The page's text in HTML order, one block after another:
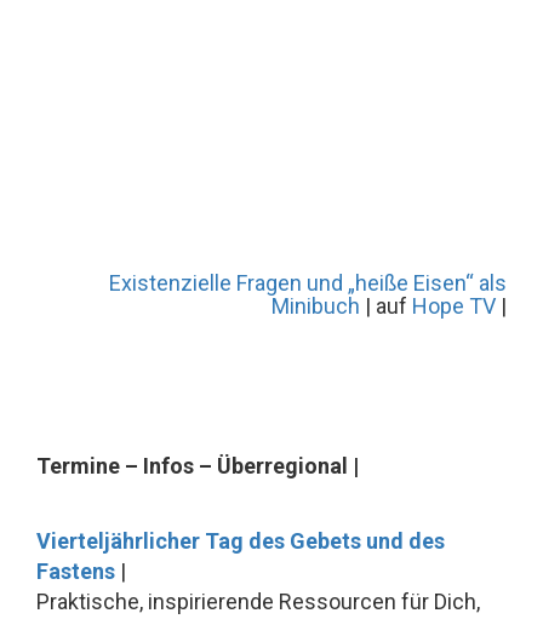
Existenzielle Fragen und „heiße Eisen“ als
Minibuch | auf Hope TV |
Termine – Infos – Überregional |
Vierteljährlicher Tag des Gebets und des
Fastens |
Praktische, inspirierende Ressourcen für Dich,